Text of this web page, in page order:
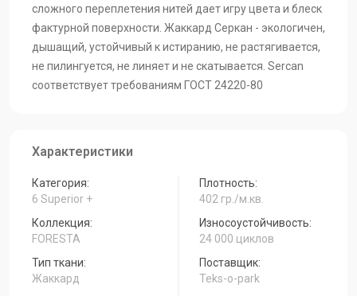
сложного переплетения нитей дает игру цвета и блеск
фактурной поверхности. Жаккард Серкан - экологичен,
дышащий, устойчивый к истиранию, не растягивается,
не пилингуется, не линяет и не скатывается. Sercan
соответствует требованиям ГОСТ 24220-80
Характеристики
Категория:
6 Superior +
Плотность:
402 гр./м.кв.
Коллекция:
FORESTA
Износоустойчивость:
24 000 циклов
Тип ткани:
Жаккард
Поставщик:
Teks-o-park